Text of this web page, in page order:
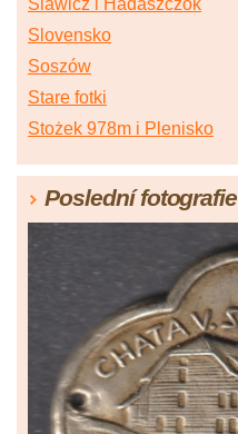
Slawicz i Hadaszczok
Slovensko
Soszów
Stare fotki
Stożek 978m i Plenisko
Poslední fotografie